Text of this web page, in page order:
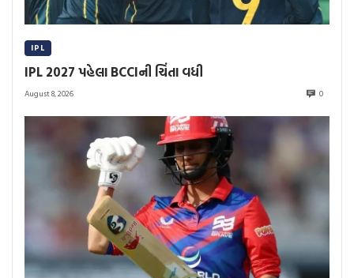
IPL
IPL 2027 પહેલા BCCIની ચિંતા વધી
August 8, 2026 0